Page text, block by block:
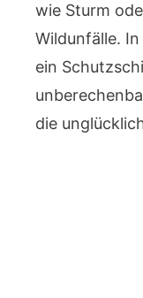
wie Sturm
Wildunfälle.
ein
die